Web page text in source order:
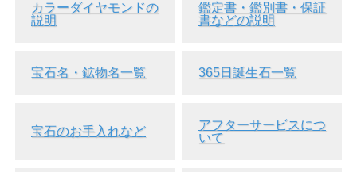
カラーダイヤモンドの
説明
鑑定書・鑑別書・保証
書などの説明
宝石名・鉱物名一覧 365日誕生石一覧
宝石のお手入れなど
アフターサービスにつ
いて